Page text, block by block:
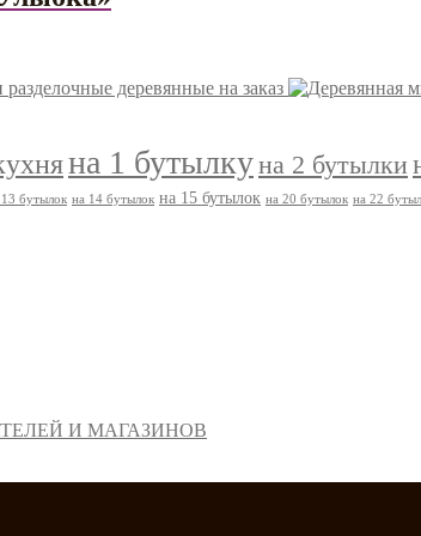
разделочные деревянные на заказ
на 1 бутылкуна 2 бутылки
бутылок на 14 бутылок на 15 бутылок на 20 бутылок на 22
И МАГАЗИНОВ